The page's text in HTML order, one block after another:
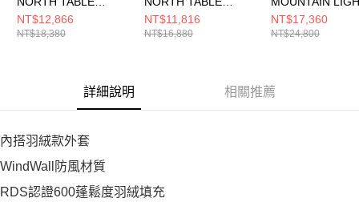
DOWN TRICLIMATE
JACKET - A 男 兩件式
NT$12,866
NT$18,380
DOWN TRICLIMATE -
AP 女 兩件式外套
NT$11,816
NT$16,880
TRICLIMATE
JACKET - 男 兩
NT$17,360
NT$24,800
詳細說明 相關推薦
內搭羽絨款外套
WindWall防風材質
RDS認證600蓬鬆度羽絨填充